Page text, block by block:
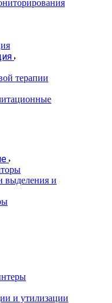
терапии
выделения и